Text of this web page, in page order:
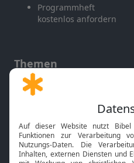
Programmheft
kostenlos anfordern
Themen
Gott und Bibel erklärt
Neuigkeiten